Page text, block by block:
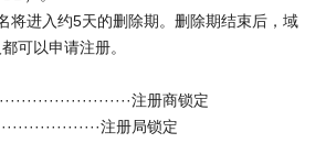
将进入约5天的删除期。删除期结束后，域
可以申请注册。
注册商锁定
注册局锁定